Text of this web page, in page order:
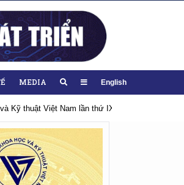
MEDIA English
Kỹ thuật Việt Nam lần thứ IX, nhiệm kỳ 2026-